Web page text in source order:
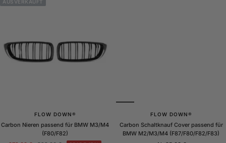
AUSVERKAUFT
FLOW DOWN®
Carbon Nieren passend für BMW M3/M4
(F80/F82)
FLOW DOWN®
Carbon Schaltknauf Cover passend für
BMW M2/M3/M4 (F87/F80/F82/F83)